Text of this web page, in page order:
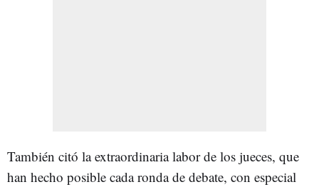
También citó la extraordinaria labor de los jueces, que
han hecho posible cada ronda de debate, con especial